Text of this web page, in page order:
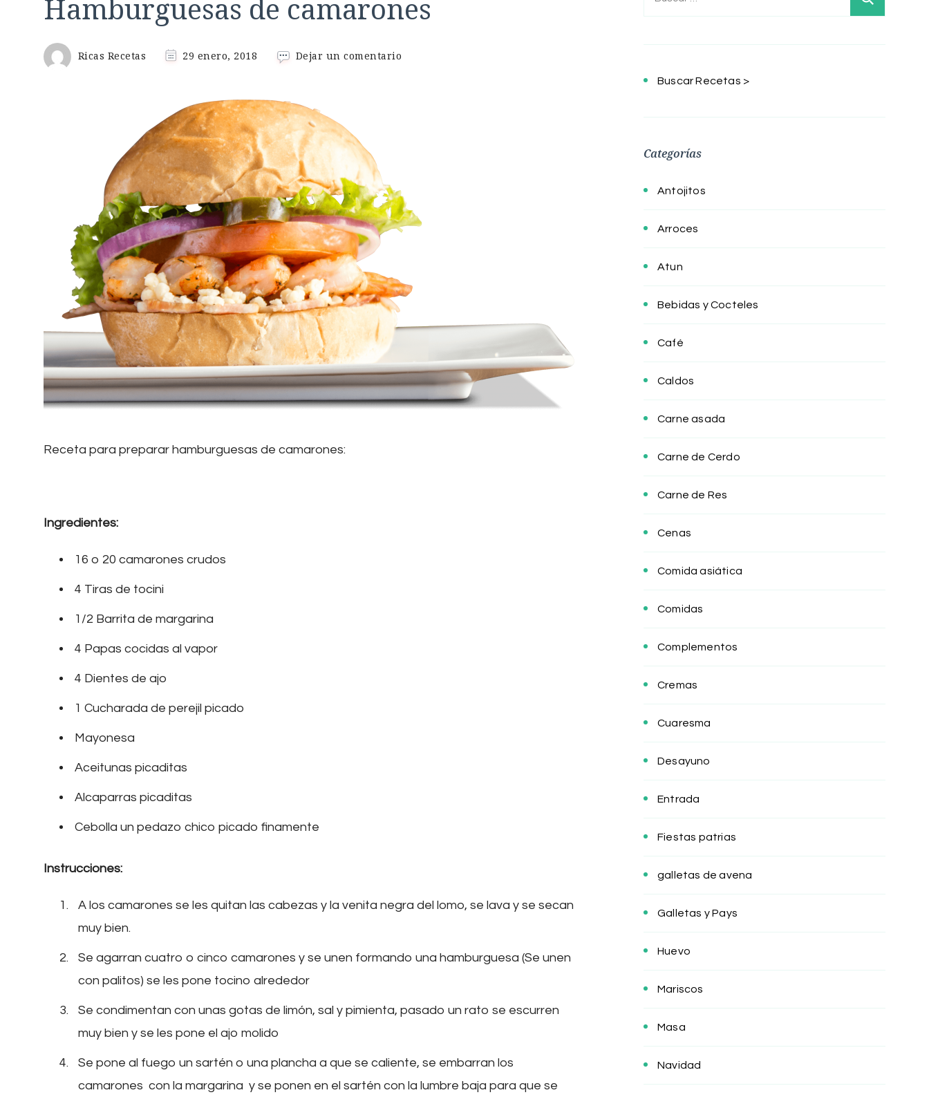
Hamburguesas de camarones
Ricas Recetas 29 enero, 2018 Dejar un comentario
Receta para preparar hamburguesas de camarones:
Ingredientes:
16 o 20 camarones crudos
4 Tiras de tocini
1/2 Barrita de margarina
4 Papas cocidas al vapor
4 Dientes de ajo
1 Cucharada de perejil picado
Mayonesa
Aceitunas picaditas
Alcaparras picaditas
Cebolla un pedazo chico picado finamente
Instrucciones:
A los camarones se les quitan las cabezas y la venita negra del lomo, se lava y se secan
muy bien.
Se agarran cuatro o cinco camarones y se unen formando una hamburguesa (Se unen
con palitos) se les pone tocino alrededor
Se condimentan con unas gotas de limón, sal y pimienta, pasado un rato se escurren
muy bien y se les pone el ajo molido
Se pone al fuego un sartén o una plancha a que se caliente, se embarran los
camarones con la margarina y se ponen en el sartén con la lumbre baja para que se
Buscar Recetas >
Categorías
Antojitos
Arroces
Atun
Bebidas y Cocteles
Café
Caldos
Carne asada
Carne de Cerdo
Carne de Res
Cenas
Comida asiática
Comidas
Complementos
Cremas
Cuaresma
Desayuno
Entrada
Fiestas patrias
galletas de avena
Galletas y Pays
Huevo
Mariscos
Masa
Navidad